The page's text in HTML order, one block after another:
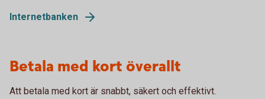
Internetbanken
Betala med kort överallt
Att betala med kort är snabbt, säkert och effektivt.